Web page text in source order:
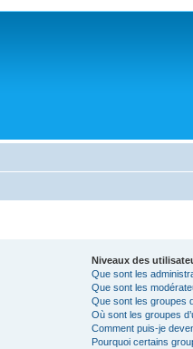
Niveaux des
Que sont les
Que sont les
Que sont les groupes
Où sont les groupes
Comment puis-je
Pourquoi certains